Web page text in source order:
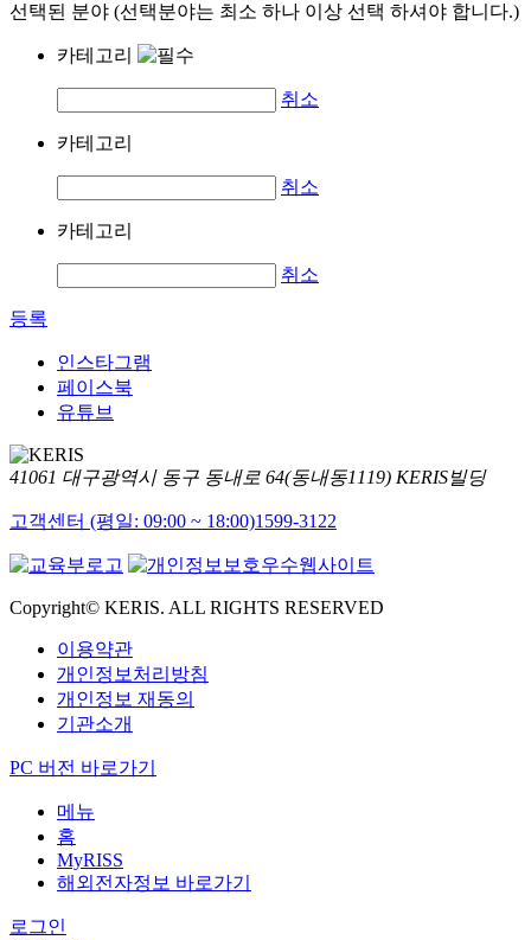
선택된 분야 (선택분야는 최소 하나 이상 선택 하셔야 합니다.)
카테고리
취소
카테고리
취소
카테고리
취소
등록
인스타그램
페이스북
유튜브
41061 대구광역시 동구 동내로 64(동내동1119) KERIS빌딩
고객센터 (평일: 09:00 ~ 18:00)1599-3122
Copyright© KERIS. ALL RIGHTS RESERVED
이용약관
개인정보처리방침
개인정보 재동의
기관소개
PC 버전 바로가기
메뉴
홈
MyRISS
해외전자정보 바로가기
로그인